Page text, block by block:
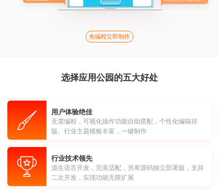
免编程立即制作
选择应用公园的五大好处
用户体验绝佳
无需编程，可视化操作功能自助搭配，个性化编辑排
版。行业主题模板丰富，一键制作
行业技术领先
源生语言开发，完美适配，另有源码独立部署版，支持
二次开发，实现功能无限扩展